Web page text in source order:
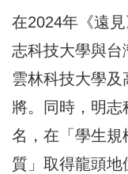
在2024年《遠
志科技大學與台
雲林科技大學
將。同時，明志
名，在「學生規
質」取得龍頭